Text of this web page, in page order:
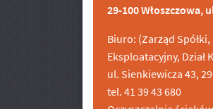
29-100 Włoszczowa,
Biuro: (Zarząd
Eksploatacyjny, Dział
ul. Sienkiewicza 43,
tel. 41 39 43 680